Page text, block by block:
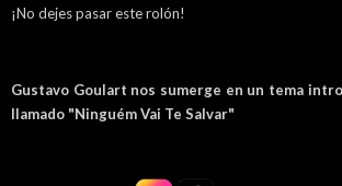
¡No dejes pasar este rolón!
Gustavo Goulart nos sumerge en un tema
llamado "Ninguém Vai Te Salvar"